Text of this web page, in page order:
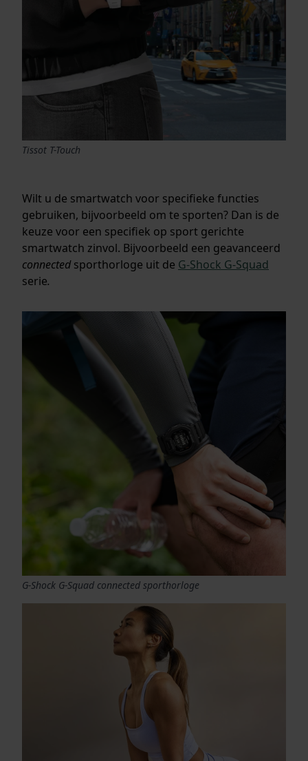
Tissot T-Touch
Wilt u de smartwatch voor specifieke functies
gebruiken, bijvoorbeeld om te sporten? Dan is de
keuze voor een specifiek op sport gerichte
smartwatch zinvol. Bijvoorbeeld een geavanceerd
connectedsporthorloge uit de G-Shock G-Squad
serie.
G-Shock G-Squad connected sporthorloge